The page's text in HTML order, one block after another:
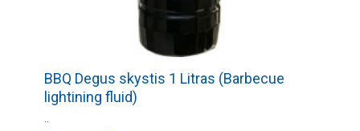
BBQ Degus skystis 1 Litras (Barbecue
lightining fluid)